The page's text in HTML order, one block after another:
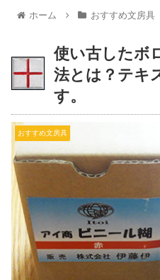
ホーム おすすめ文房具
使い古したボ
法とは？テキ
す。
おすすめ文房具